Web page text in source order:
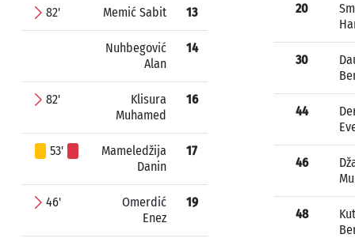
82' Memić Sabit 13
Nuhbegović
Alan
14
82'
Klisura
Muhamed
16
53'
Mameledžija
Danin
17
46'
Omerdić
Enez
19
20
30
44
46
48